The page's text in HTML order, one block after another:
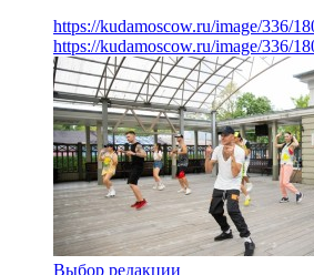
https://kudamoscow.ru/image/336/
https://kudamoscow.ru/image/336/
Выбор редакции